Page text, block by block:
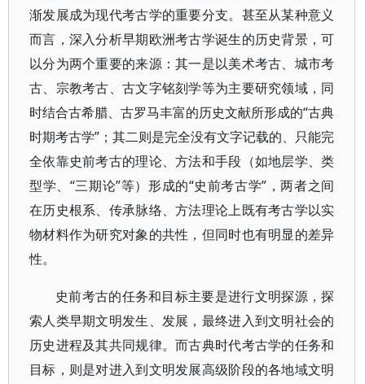
渐发展成为现代考古学的重要分支。甚至从某种意义
而言，深入分析早期欧洲考古学诞生的历史背景，可
以分为两个重要的来源：其一是以美术考古、城市考
古、宗教考古、古文字铭刻学等为主要研究领域，同
时结合古希腊、古罗马丰富的历史文献所形成的“古典
时期考古学”；其二则是完全没有文字记载的、只能完
全依靠史前考古的理论、方法和手段（如地层学、类
型学、“三期论”等）形成的“史前考古学”，两者之间
在历史根系、传承脉络、方法理论上既有考古学以实
物材料作为研究对象的共性，但同时也有明显的差异
性。
史前考古的任务和目标主要是进行文明探源，探
索人类早期文明发生、发展，最终进入到文明社会的
历史进程及其共同规律。而古典时代考古学的任务和
目标，则是对进入到文明发展高级阶段的各地域文明